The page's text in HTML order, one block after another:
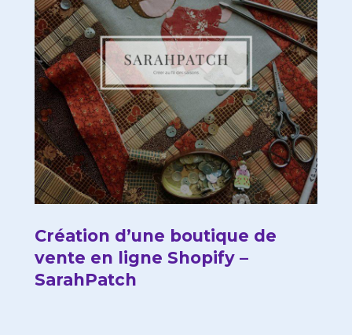
Création d’une boutique de
vente en ligne Shopify –
SarahPatch